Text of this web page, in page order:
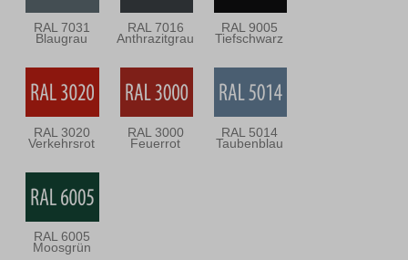
RAL 7031
Blaugrau
RAL 7016
Anthrazitgrau
RAL 9005
Tiefschwarz
RAL 3020
Verkehrsrot
RAL 3000
Feuerrot
RAL 5014
Taubenblau
RAL 6005
Moosgrün